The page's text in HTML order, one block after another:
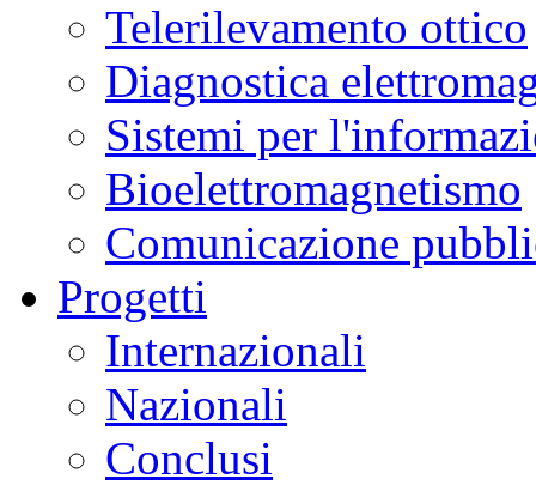
Telerilevamento ottico
Diagnostica
Sistemi per
Bioelettromagnetismo
Comunicazione
Progetti
Internazionali
Nazionali
Conclusi